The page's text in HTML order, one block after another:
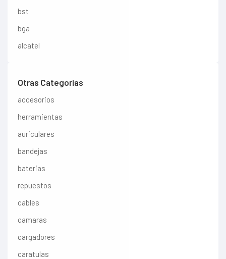
bst
bga
alcatel
Otras Categorias
accesorios
herramientas
auriculares
bandejas
baterias
repuestos
cables
camaras
cargadores
caratulas